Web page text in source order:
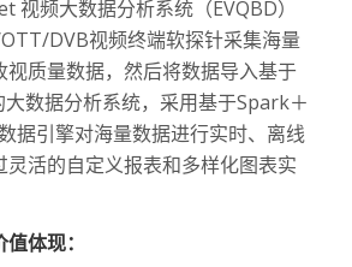
视频大数据分析系统（EVQBD）
DVB视频终端软探针采集海量
视质量数据，然后将数据导入基于
数据分析系统，采用基于Spark＋
据引擎对海量数据进行实时、离线
灵活的自定义报表和多样化图表实
体现：